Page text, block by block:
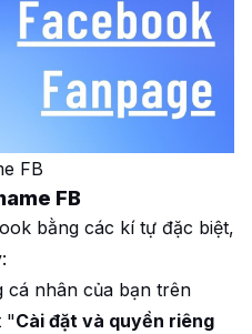
FB
FB
bằng các kí tự đặc biệt,
cá nhân của bạn trên
"Cài đặt và quyền riêng